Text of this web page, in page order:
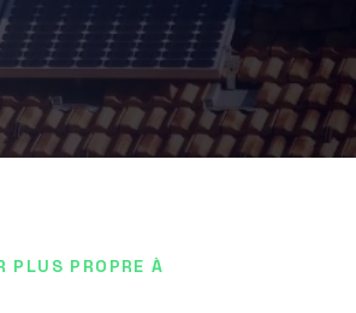
PLUS PROPRE À